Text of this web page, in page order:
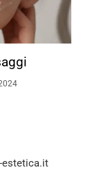
estetica.it